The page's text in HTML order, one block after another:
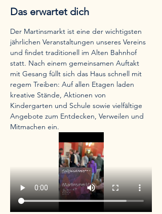
Das erwartet dich
Der Martinsmarkt ist eine der wichtigsten
jährlichen Veranstaltungen unseres Vereins
und findet traditionell im Alten Bahnhof
statt. Nach einem gemeinsamen Auftakt
mit Gesang füllt sich das Haus schnell mit
regem Treiben: Auf allen Etagen laden
kreative Stände, Aktionen von
Kindergarten und Schule sowie vielfältige
Angebote zum Entdecken, Verweilen und
Mitmachen ein.